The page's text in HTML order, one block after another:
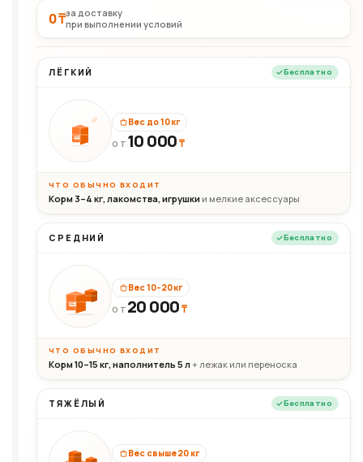
0 ₸за доставку
при выполнении условий
ЛЁГКИЙ Бесплатно
10кг
Вес до 10 кг
ОТ 10 000₸
ЧТО ОБЫЧНО ВХОДИТ
Корм 3–4 кг, лакомства, игрушки и мелкие аксессуары
СРЕДНИЙ Бесплатно
20кг
Вес 10–20 кг
ОТ 20 000₸
ЧТО ОБЫЧНО ВХОДИТ
Корм 10–15 кг, наполнитель 5 л+ лежак или переноска
ТЯЖЁЛЫЙ Бесплатно
Вес свыше 20 кг